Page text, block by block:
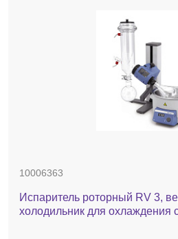
10006363
Испаритель роторный RV 3,
холодильник для охлаждения